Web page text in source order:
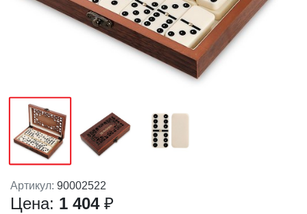
Артикул: 90002522
Цена: 1 404 ₽